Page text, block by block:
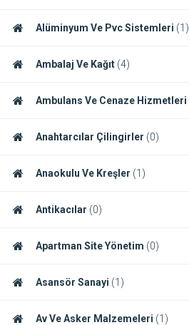
Alüminyum Ve Pvc Sistemleri (1)
Ambalaj Ve Kağıt (4)
Ambulans Ve Cenaze Hizmetleri
Anahtarcılar Çilingirler (0)
Anaokulu Ve Kreşler (1)
Antikacılar (0)
Apartman Site Yönetim (0)
Asansör Sanayi (1)
Av Ve Asker Malzemeleri (1)